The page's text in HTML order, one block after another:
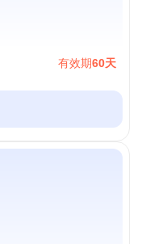
有效期60天